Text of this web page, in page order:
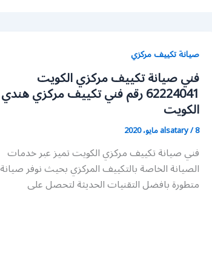
صيانة تكييف مركزي
فني صيانة تكييف مركزي الكويت
62224041 رقم فني تكييف مركزي هندي
الكويت
alsatary/8 مايو، 2020
فني صيانة تكييف مركزي الكويت تميز عبر خدمات
الصيانة الخاصة بالتكييف المركزي بحيث نوفر صيانة
متطورة بافضل التقنيات الحديثة لتحصل على